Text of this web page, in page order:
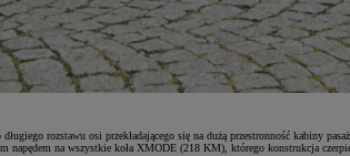
rozstawu osi przekładającego się na dużą przestronność kabiny
na wszystkie koła XMODE (218 KM), którego konstrukcja